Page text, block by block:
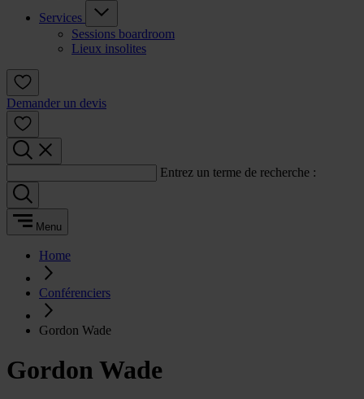
Services
Sessions boardroom
Lieux insolites
Demander un devis
Entrez un terme de recherche :
Menu
Home
Conférenciers
Gordon Wade
Gordon Wade